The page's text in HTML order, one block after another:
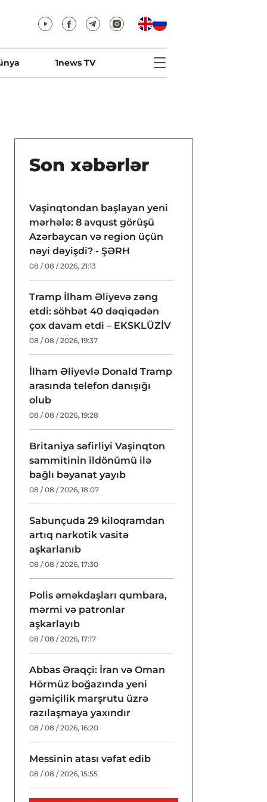
1news TV
Son xəbərlər
Vaşinqtondan başlayan yeni
mərhələ: 8 avqust görüşü
Azərbaycan və region üçün
nəyi dəyişdi? - ŞƏRH
08 / 08 / 2026, 21:13
Tramp İlham Əliyevə zəng
etdi: söhbət 40 dəqiqədən
çox davam etdi – EKSKLÜZİV
08 / 08 / 2026, 19:37
İlham Əliyevlə Donald Tramp
arasında telefon danışığı
olub
08 / 08 / 2026, 19:28
Britaniya səfirliyi Vaşinqton
sammitinin ildönümü ilə
bağlı bəyanat yayıb
08 / 08 / 2026, 18:07
Sabunçuda 29 kiloqramdan
artıq narkotik vasitə
aşkarlanıb
08 / 08 / 2026, 17:30
Polis əməkdaşları qumbara,
mərmi və patronlar
aşkarlayıb
08 / 08 / 2026, 17:17
Abbas Əraqçi: İran və Oman
Hörmüz boğazında yeni
gəmiçilik marşrutu üzrə
razılaşmaya yaxındır
08 / 08 / 2026, 16:20
Messinin atası vəfat edib
08 / 08 / 2026, 15:55